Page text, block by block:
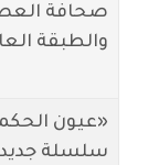
صحافة
والطبقة
«عيون
سلسلة